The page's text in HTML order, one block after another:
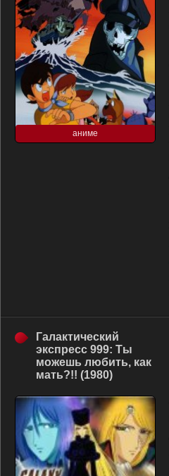
аниме
Галактический
экспресс 999: Ты
можешь любить, как
мать?!! (1980)